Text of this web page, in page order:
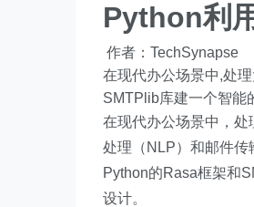
Python利
作者：TechSynapse
在现代办公场景中,处
SMTPlib库建一个智能
在现代办公场景中，
处理（NLP）和邮件传
Python的Rasa框架和
设计。